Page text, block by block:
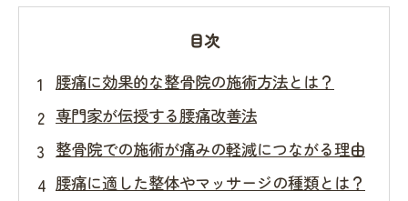
目次
腰痛に効果的な整骨院の施術方法とは？
専門家が伝授する腰痛改善法
整骨院での施術が痛みの軽減につながる理由
腰痛に適した整体やマッサージの種類とは？